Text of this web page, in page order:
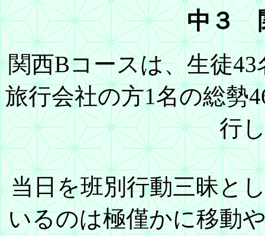
中３
関西Bコースは、生徒
旅行会社の方1名の総勢
行
当日を班別行動三昧と
いるのは極僅かに移動